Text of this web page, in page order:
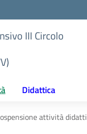
III Circolo
Didattica
attività